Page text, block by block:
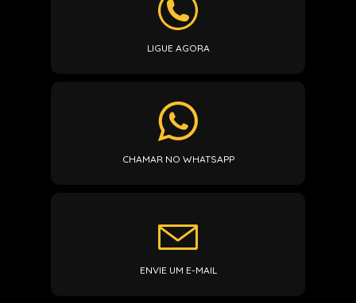
LIGUE AGORA
CHAMAR NO WHATSAPP
ENVIE UM E-MAIL